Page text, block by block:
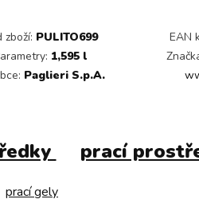
zboží: PULITO699 EAN
1,595 l
Paglieri S.p.A.
prací
prací gely